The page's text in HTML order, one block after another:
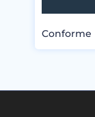
Conforme